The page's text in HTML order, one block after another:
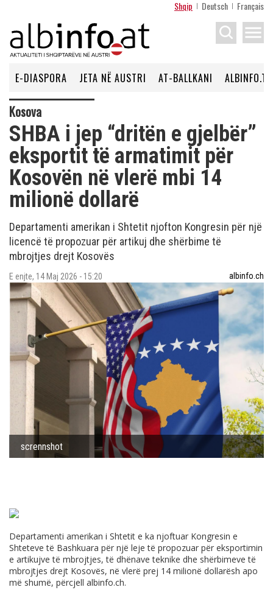
Shqip Deutsch Français
menu
E-DIASPORA JETA NË AUSTRI AT-BALLKANI ALBINFO.TV
Kosova
SHBA i jep “dritën e gjelbër”
eksportit të armatimit për
Kosovën në vlerë mbi 14
milionë dollarë
Departamenti amerikan i Shtetit njofton Kongresin për një
licencë të propozuar për artikuj dhe shërbime të
mbrojtjes drejt Kosovës
E enjte, 14 Maj 2026 - 15:20 albinfo.ch
scrennshot
Departamenti amerikan i Shtetit e ka njoftuar Kongresin e
Shteteve të Bashkuara për një leje të propozuar për eksportimin
e artikujve të mbrojtjes, të dhënave teknike dhe shërbimeve të
mbrojtjes drejt Kosovës, në vlerë prej 14 milionë dollarësh apo
më shumë, përcjell albinfo.ch.